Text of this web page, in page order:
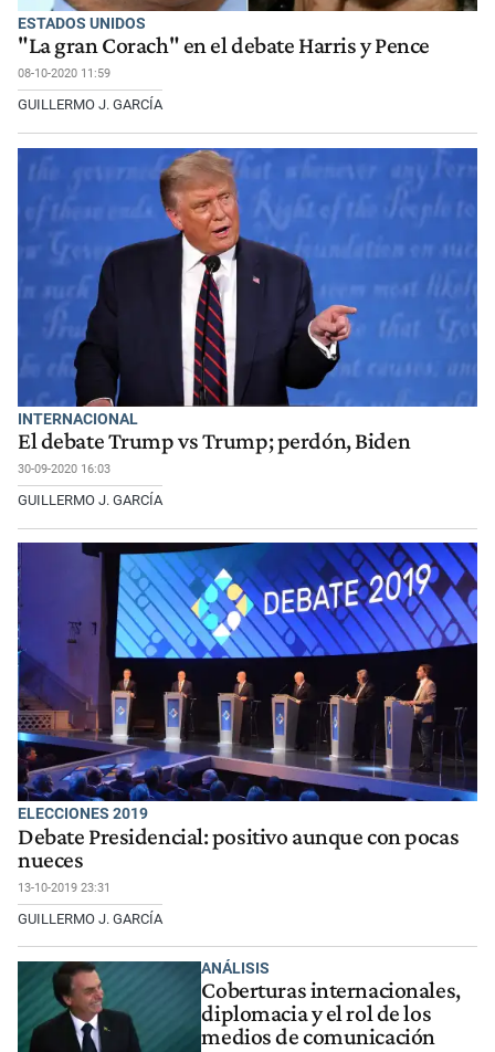
ESTADOS UNIDOS
"La gran Corach" en el debate Harris y Pence
08-10-2020 11:59
GUILLERMO J. GARCÍA
INTERNACIONAL
El debate Trump vs Trump; perdón, Biden
30-09-2020 16:03
GUILLERMO J. GARCÍA
ELECCIONES 2019
Debate Presidencial: positivo aunque con pocas
nueces
13-10-2019 23:31
GUILLERMO J. GARCÍA
ANÁLISIS
Coberturas internacionales,
diplomacia y el rol de los
medios de comunicación